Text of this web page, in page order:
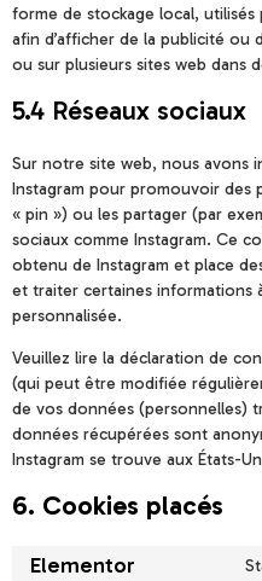
forme de stockage local,
afin d’afficher de la publicité ou
ou sur plusieurs sites web dans
5.4 Réseaux sociaux
Sur notre site web, nous avons
Instagram pour promouvoir des
« pin ») ou les partager (par
sociaux comme Instagram. Ce
obtenu de Instagram et place
et traiter certaines informations
personnalisée.
Veuillez lire la déclaration de
(qui peut être modifiée
de vos données (personnelles)
données récupérées sont
Instagram se trouve aux États-
6. Cookies placés
Elementor